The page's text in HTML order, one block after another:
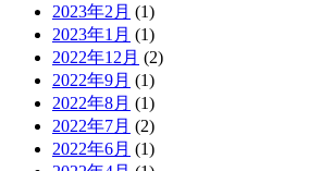
2023年2月 (1)
2023年1月 (1)
2022年12月 (2)
2022年9月 (1)
2022年8月 (1)
2022年7月 (2)
2022年6月 (1)